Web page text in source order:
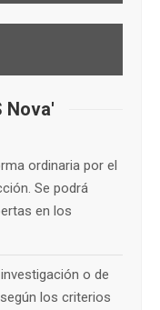
Nova'
ordinaria por el
Se podrá
en los
o de
los criterios